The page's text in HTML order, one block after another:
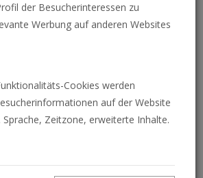
um das
den europäischen Handel.
stürmische Reaktion.
der Besucherinteressen zu
Werbung auf anderen Websites
Cookies werden
auf der Website
Sprache, Zeitzone, erweiterte Inhalte.